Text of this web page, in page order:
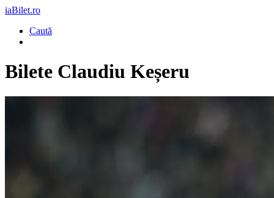
iaBilet.ro
Caută
Bilete Claudiu Keșeru